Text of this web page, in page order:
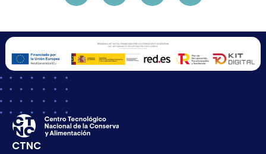
CTNC